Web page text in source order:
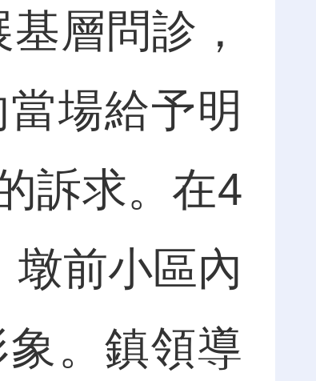
層問診，
場給予明
訴求。在4
墩前小區內
。鎮領導